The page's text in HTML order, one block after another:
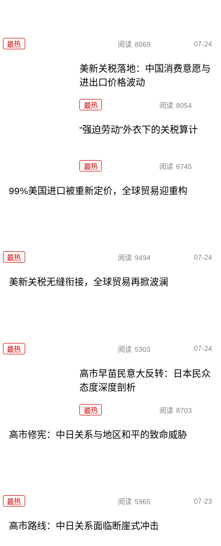
最热 阅读 8069 07-24
美新关税落地：中国消费意愿与
进出口价格波动
最热 阅读 8054
“强迫劳动”外衣下的关税算计
最热 阅读 6745
99%美国进口被重新定价，全球贸易迎重构
最热 阅读 9494 07-24
美新关税无缝衔接，全球贸易再掀波澜
最热 阅读 5303 07-24
高市早苗民意大反转：日本民众
态度深度剖析
最热 阅读 8703
高市修宪：中日关系与地区和平的致命威胁
最热 阅读 5965 07-23
高市路线：中日关系面临断崖式冲击